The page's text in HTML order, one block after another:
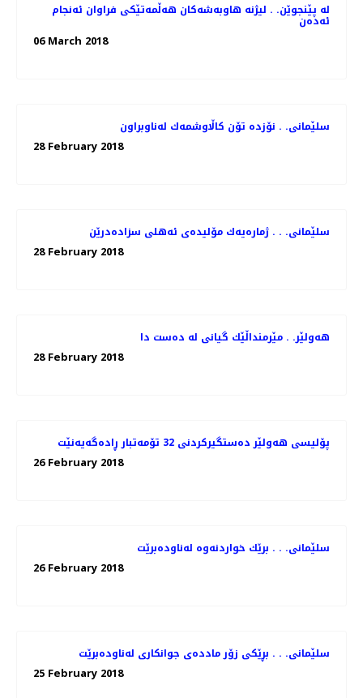
له‌ پێنجوێن. . لیژنه‌ هاوبه‌شه‌كان هه‌ڵمه‌تێكی فراوان ئه‌نجام
ئه‌ده‌ن
06 March 2018
سلێمانی. . نۆزده‌ تۆن كاڵاوشمه‌ك له‌ناوبراون
28 February 2018
سلێمانی. . . ژماره‌یه‌ك مۆلیده‌ی ئه‌هلی سزاده‌درێن
28 February 2018
هەولێر. . مێرمنداڵێك گیانی لە دەست دا
28 February 2018
پۆلیسی هەولێر دەستگیركردنی 32 تۆمەتبار ڕادەگەیەنێت
26 February 2018
سلێمانی. . . برێك خواردنه‌وه‌ له‌ناوده‌برێت
26 February 2018
سلێمانی. . . بڕێكی زۆر مادده‌ی جوانكاری له‌ناوده‌برێت
25 February 2018